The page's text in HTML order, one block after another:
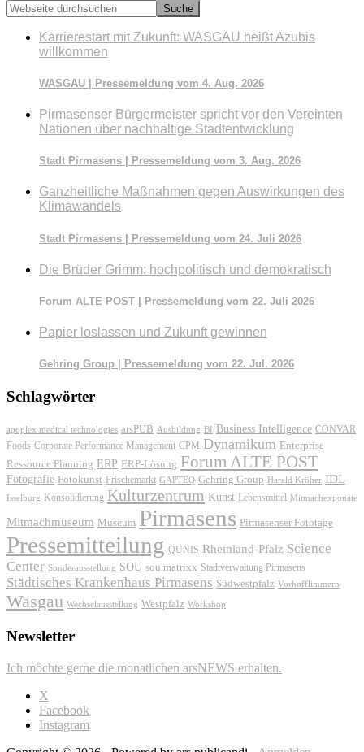
Webseite
durchsuchen
Karrierestart mit Zukunft: WASGAU heißt Azubis
willkommen
WASGAU | Pressemeldung vom 4. Aug. 2026
Pirmasenser Bürgermeister spricht vor den Vereinten
Nationen über nachhaltige Stadtentwicklung
Stadt Pirmasens | Pressemeldung vom 3. Aug. 2026
Ganzheitliche Maßnahmen gegen Auswirkungen des
Klimawandels
Stadt Pirmasens | Pressemeldung vom 24. Juli 2026
Die Brüder Grimm: hochpolitisch und demokratisch
Forum ALTE POST | Pressemeldung vom 22. Juli 2026
Papier loslassen und Zukunft gewinnen
Gehring Group | Pressemeldung vom 22. Jul. 2026
Schlagwörter
apoplex medical technologies arsPUB Ausbildung BI Business Intelligence CONVAR
Foods Corporate Performance Management CPM Dynamikum Enterprise
Ressource Planning ERP ERP-Lösung Forum ALTE POST
Fotografie Fotokunst Frischemarkt GAPTEQ Gehring Group Harald Kröher IDL
Isselburg Konsolidierung Kulturzentrum Kunst Lebensmittel Mitmachexponate
Mitmachmuseum Museum Pirmasens Pirmasenser Fototage
Pressemitteilung QUNIS Rheinland-Pfalz Science
Center Sonderausstellung SOU sou.matrixx Stadtverwaltung Pirmasens
Städtisches Krankenhaus Pirmasens Südwestpfalz Vorhofflimmern
Wasgau Wechselausstellung Westpfalz Workshop
Newsletter
Ich möchte gerne die monatlichen arsNEWS erhalten.
X
Facebook
Instagram